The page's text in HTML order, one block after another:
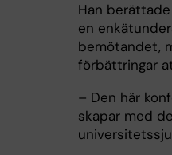
Han
en
bemötandet,
förbättringar
– Den här
skapar med